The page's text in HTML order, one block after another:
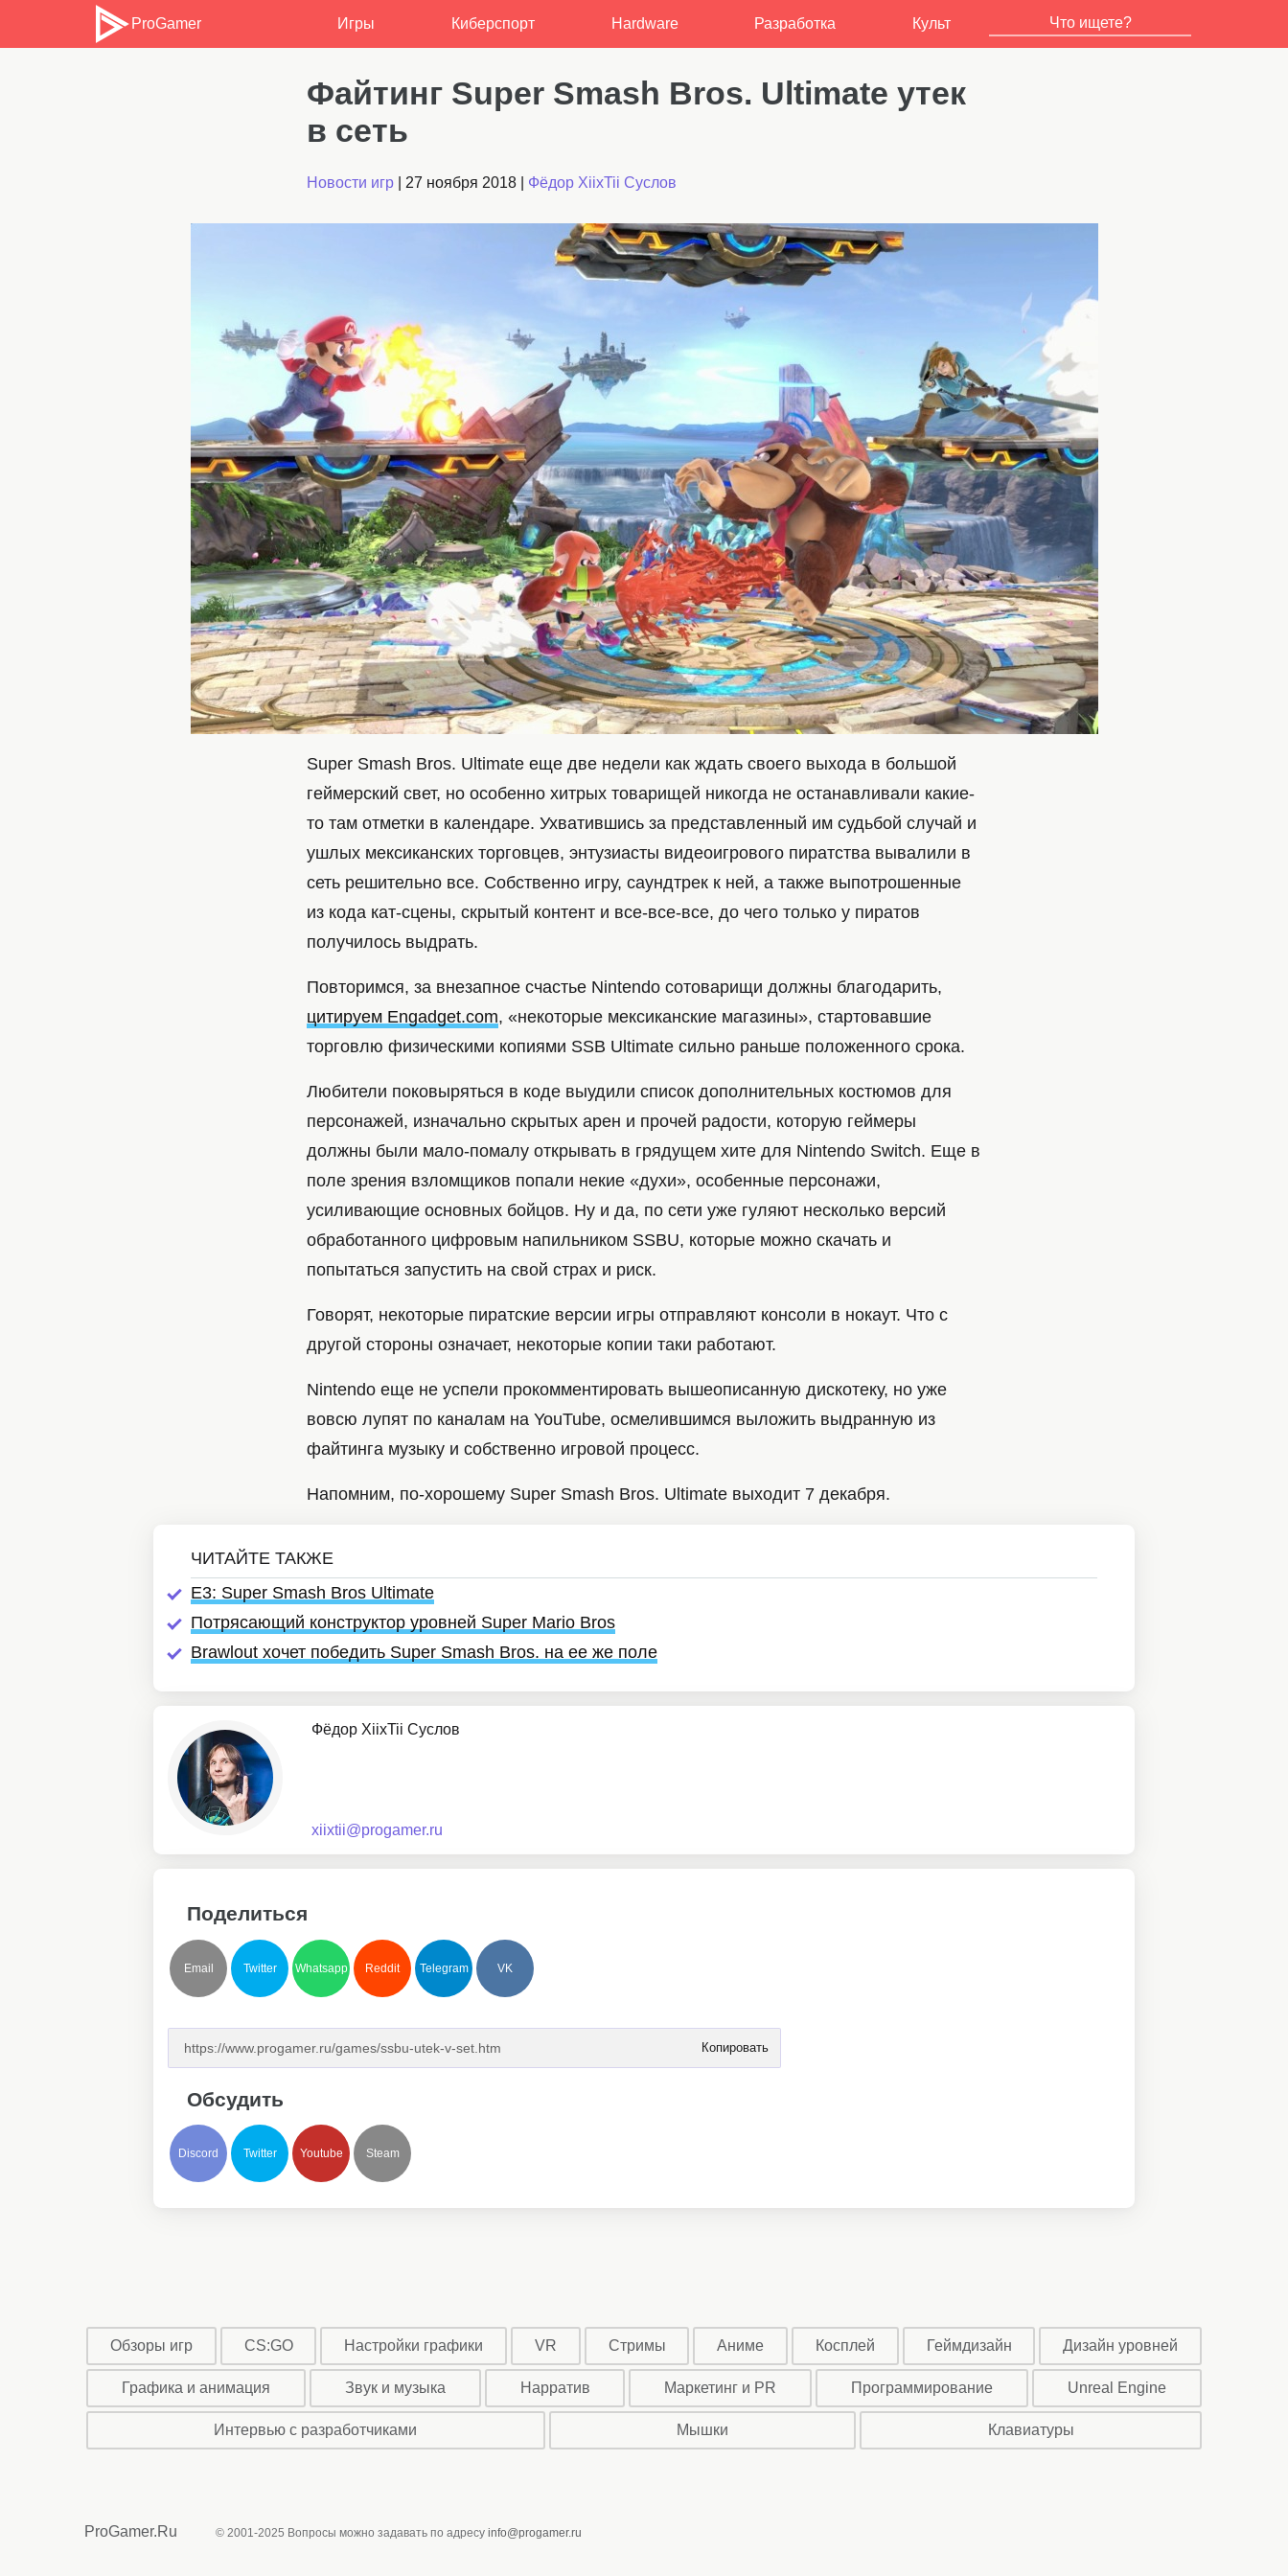
ProGamer Игры Киберспорт Hardware Разработка Культ
Файтинг Super Smash Bros. Ultimate утек
в сеть
Новости игр 27 ноября 2018 Фёдор XiixTii Суслов
Super Smash Bros. Ultimate еще две недели как ждать своего выхода в большой
геймерский свет, но особенно хитрых товарищей никогда не останавливали какие-
то там отметки в календаре. Ухватившись за представленный им судьбой случай и
ушлых мексиканских торговцев, энтузиасты видеоигрового пиратства вывалили в
сеть решительно все. Собственно игру, саундтрек к ней, а также выпотрошенные
из кода кат-сцены, скрытый контент и все-все-все, до чего только у пиратов
получилось выдрать.
Повторимся, за внезапное счастье Nintendo сотоварищи должны благодарить,
цитируем Engadget.com, «некоторые мексиканские магазины», стартовавшие
торговлю физическими копиями SSB Ultimate сильно раньше положенного срока.
Любители поковыряться в коде выудили список дополнительных костюмов для
персонажей, изначально скрытых арен и прочей радости, которую геймеры
должны были мало-помалу открывать в грядущем хите для Nintendo Switch. Еще в
поле зрения взломщиков попали некие «духи», особенные персонажи,
усиливающие основных бойцов. Ну и да, по сети уже гуляют несколько версий
обработанного цифровым напильником SSBU, которые можно скачать и
попытаться запустить на свой страх и риск.
Говорят, некоторые пиратские версии игры отправляют консоли в нокаут. Что с
другой стороны означает, некоторые копии таки работают.
Nintendo еще не успели прокомментировать вышеописанную дискотеку, но уже
вовсю лупят по каналам на YouTube, осмелившимся выложить выдранную из
файтинга музыку и собственно игровой процесс.
Напомним, по-хорошему Super Smash Bros. Ultimate выходит 7 декабря.
E3: Super Smash Bros Ultimate
Потрясающий конструктор уровней Super Mario Bros
Brawlout хочет победить Super Smash Bros. на ее же поле
Фёдор XiixTii Суслов
xiixtii@progamer.ru
Поделиться
Email Twitter Whatsapp Reddit Telegram VK
Копировать
Обсудить
Discord Twitter Youtube Steam
Обзоры игр CS:GO Настройки графики VR Стримы Аниме Косплей Геймдизайн Дизайн уровней
Графика и анимация Звук и музыка Нарратив Маркетинг и PR Программирование Unreal Engine
Интервью с разработчиками Мышки Клавиатуры
ProGamer.Ru © 2001-2025 Вопросы можно задавать по адресу info@progamer.ru